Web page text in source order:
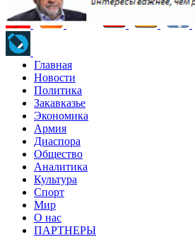
Главная
Новости
Политика
Закавказье
Экономика
Армия
Диаспора
Общество
Аналитика
Культура
Спорт
Мир
О нас
ПАРТНЕРЫ